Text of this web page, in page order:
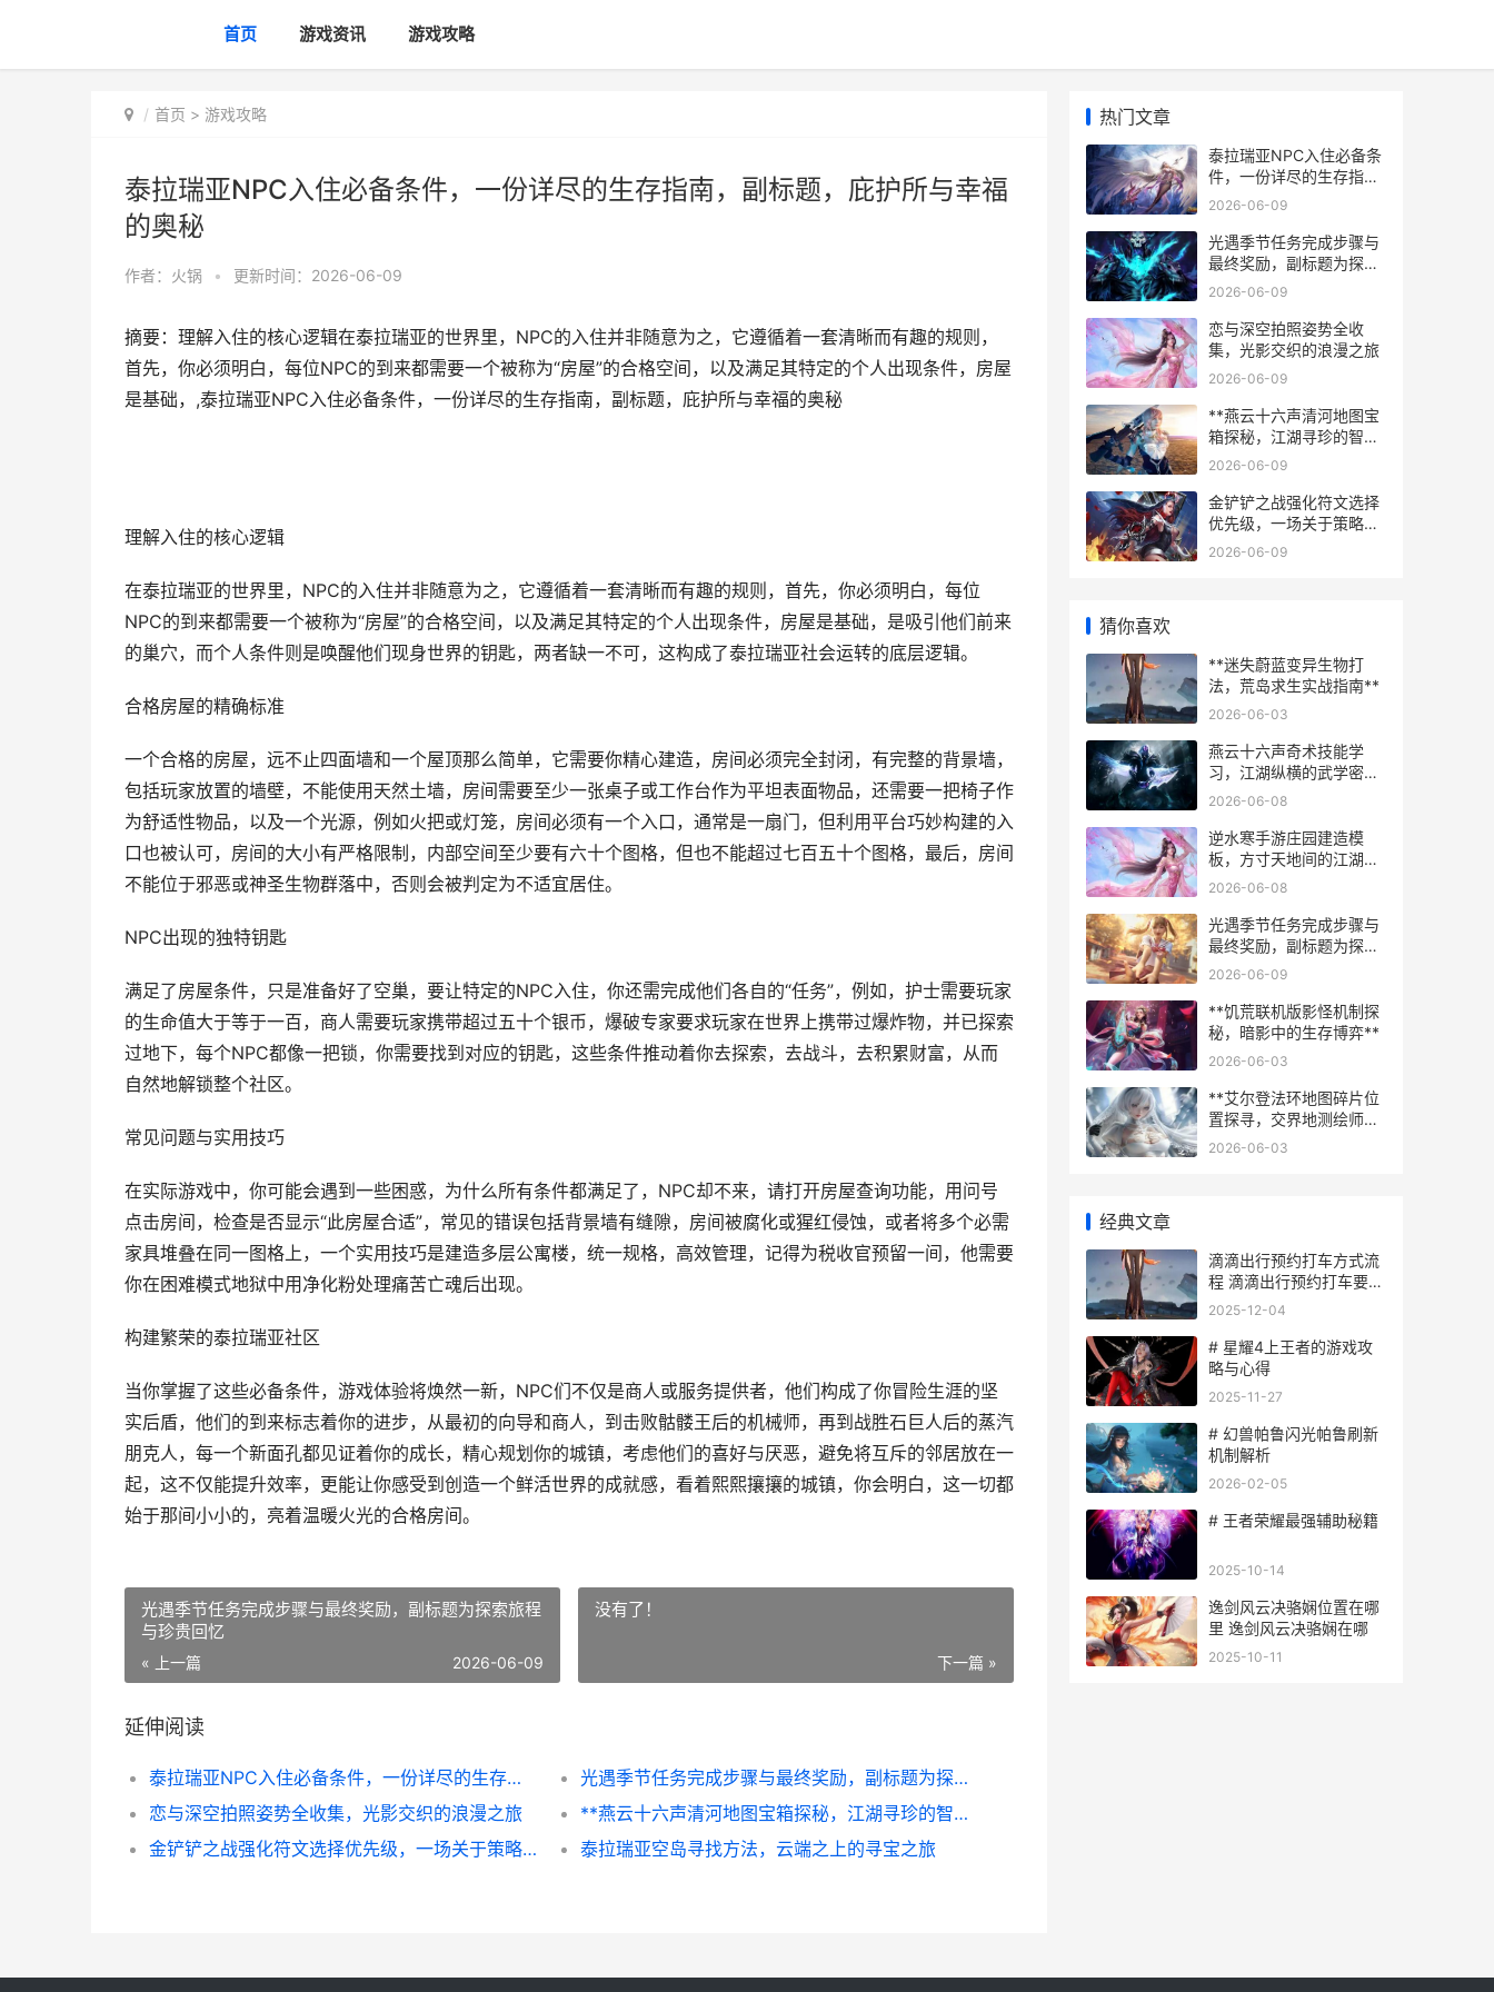
首页 游戏资讯 游戏攻略
首页 > 游戏攻略
泰拉瑞亚NPC入住必备条件，一份详尽的生存指南，副标题，庇护所与幸福
的奥秘
作者： 火锅 • 更新时间：2026-06-09
摘要：理解入住的核心逻辑在泰拉瑞亚的世界里，NPC的入住并非随意为之，它遵循着一套清晰而有趣的规则，
首先，你必须明白，每位NPC的到来都需要一个被称为“房屋”的合格空间，以及满足其特定的个人出现条件，房屋
是基础，,泰拉瑞亚NPC入住必备条件，一份详尽的生存指南，副标题，庇护所与幸福的奥秘
理解入住的核心逻辑
在泰拉瑞亚的世界里，NPC的入住并非随意为之，它遵循着一套清晰而有趣的规则，首先，你必须明白，每位
NPC的到来都需要一个被称为“房屋”的合格空间，以及满足其特定的个人出现条件，房屋是基础，是吸引他们前来
的巢穴，而个人条件则是唤醒他们现身世界的钥匙，两者缺一不可，这构成了泰拉瑞亚社会运转的底层逻辑。
合格房屋的精确标准
一个合格的房屋，远不止四面墙和一个屋顶那么简单，它需要你精心建造，房间必须完全封闭，有完整的背景墙，
包括玩家放置的墙壁，不能使用天然土墙，房间需要至少一张桌子或工作台作为平坦表面物品，还需要一把椅子作
为舒适性物品，以及一个光源，例如火把或灯笼，房间必须有一个入口，通常是一扇门，但利用平台巧妙构建的入
口也被认可，房间的大小有严格限制，内部空间至少要有六十个图格，但也不能超过七百五十个图格，最后，房间
不能位于邪恶或神圣生物群落中，否则会被判定为不适宜居住。
NPC出现的独特钥匙
满足了房屋条件，只是准备好了空巢，要让特定的NPC入住，你还需完成他们各自的“任务”，例如，护士需要玩家
的生命值大于等于一百，商人需要玩家携带超过五十个银币，爆破专家要求玩家在世界上携带过爆炸物，并已探索
过地下，每个NPC都像一把锁，你需要找到对应的钥匙，这些条件推动着你去探索，去战斗，去积累财富，从而
自然地解锁整个社区。
常见问题与实用技巧
在实际游戏中，你可能会遇到一些困惑，为什么所有条件都满足了，NPC却不来，请打开房屋查询功能，用问号
点击房间，检查是否显示“此房屋合适”，常见的错误包括背景墙有缝隙，房间被腐化或猩红侵蚀，或者将多个必需
家具堆叠在同一图格上，一个实用技巧是建造多层公寓楼，统一规格，高效管理，记得为税收官预留一间，他需要
你在困难模式地狱中用净化粉处理痛苦亡魂后出现。
构建繁荣的泰拉瑞亚社区
当你掌握了这些必备条件，游戏体验将焕然一新，NPC们不仅是商人或服务提供者，他们构成了你冒险生涯的坚
实后盾，他们的到来标志着你的进步，从最初的向导和商人，到击败骷髅王后的机械师，再到战胜石巨人后的蒸汽
朋克人，每一个新面孔都见证着你的成长，精心规划你的城镇，考虑他们的喜好与厌恶，避免将互斥的邻居放在一
起，这不仅能提升效率，更能让你感受到创造一个鲜活世界的成就感，看着熙熙攘攘的城镇，你会明白，这一切都
始于那间小小的，亮着温暖火光的合格房间。
光遇季节任务完成步骤与最终奖励，副标题为探索旅程
与珍贵回忆
« 上一篇 2026-06-09
没有了！
下一篇 »
延伸阅读
泰拉瑞亚NPC入住必备条件，一份详尽的生存指南，副标题，庇护所与幸福的奥秘
光遇季节任务完成步骤与最终奖励，副标题为探索旅程与珍贵回忆
恋与深空拍照姿势全收集，光影交织的浪漫之旅
**燕云十六声清河地图宝箱探秘，江湖寻珍的智慧与乐趣**
金铲铲之战强化符文选择优先级，一场关于策略与运气的博弈
泰拉瑞亚空岛寻找方法，云端之上的寻宝之旅
热门文章
泰拉瑞亚NPC入住必备条
件，一份详尽的生存指
南，副标题，庇护所与幸
2026-06-09
光遇季节任务完成步骤与
最终奖励，副标题为探索
旅程与珍贵回忆
2026-06-09
恋与深空拍照姿势全收
集，光影交织的浪漫之旅
2026-06-09
**燕云十六声清河地图宝
箱探秘，江湖寻珍的智慧
与乐趣**
2026-06-09
金铲铲之战强化符文选择
优先级，一场关于策略与
运气的博弈
2026-06-09
猜你喜欢
**迷失蔚蓝变异生物打
法，荒岛求生实战指南**
2026-06-03
燕云十六声奇术技能学
习，江湖纵横的武学密钥
副标题
2026-06-08
逆水寒手游庄园建造模
板，方寸天地间的江湖梦
工厂
2026-06-08
光遇季节任务完成步骤与
最终奖励，副标题为探索
旅程与珍贵回忆
2026-06-09
**饥荒联机版影怪机制探
秘，暗影中的生存博弈**
2026-06-03
**艾尔登法环地图碎片位
置探寻，交界地测绘师的
孤独旅程**
2026-06-03
经典文章
滴滴出行预约打车方式流
程 滴滴出行预约打车要先
付费吗
2025-12-04
# 星耀4上王者的游戏攻
略与心得
2025-11-27
# 幻兽帕鲁闪光帕鲁刷新
机制解析
2026-02-05
# 王者荣耀最强辅助秘籍
2025-10-14
逸剑风云决骆娴位置在哪
里 逸剑风云决骆娴在哪
2025-10-11